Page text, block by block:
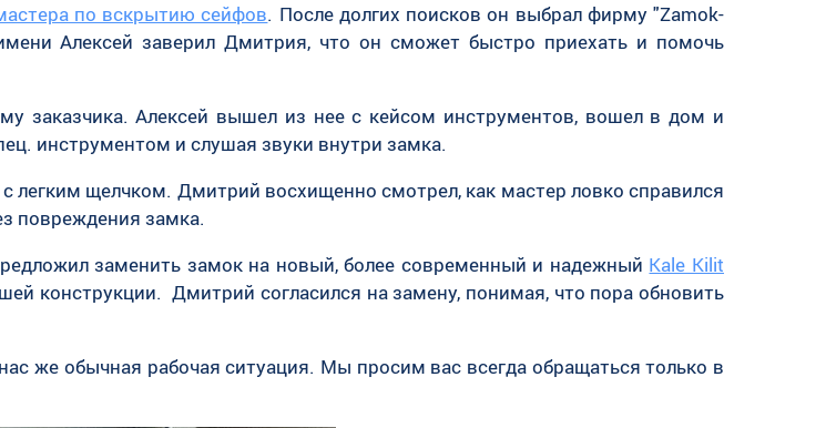
по вскрытию сейфов. После долгих поисков он выбрал фирму "Zamok-
Алексей заверил Дмитрия, что он сможет быстро приехать и помочь
заказчика. Алексей вышел из нее с кейсом инструментов, вошел в дом и
инструментом и слушая звуки внутри замка.
легким щелчком. Дмитрий восхищенно смотрел, как мастер ловко справился
повреждения замка.
заменить замок на новый, более современный и надежный Kale Kilit
конструкции. Дмитрий согласился на замену, понимая, что пора обновить
же обычная рабочая ситуация. Мы просим вас всегда обращаться только в